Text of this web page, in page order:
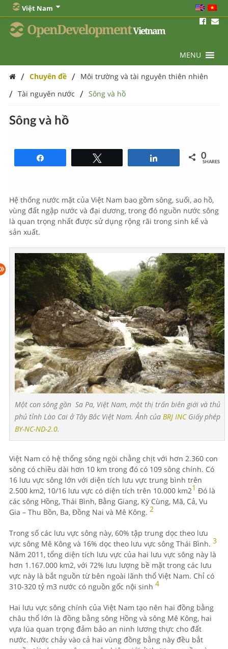
Việt Nam
OpenDevelopmentVietnam
MENU
/ Chuyên đề / Môi trường và tài nguyên thiên nhiên
/ Tài nguyên nước / Sông và hồ
Sông và hồ
0
SHARES
Hệ thống nước mặt của Việt Nam bao gồm sông, suối, ao hồ,
vùng đất ngập nước và đại dương, trong đó nguồn nước sông
là quan trọng nhất được sử dụng rộng rãi trong sinh kế và
sản xuất.
Một con sông gần Sa Pa, Việt Nam, một thị trấn biên giới và thủ
phủ tỉnh Lào Cai ở Tây Bắc Việt Nam. Ảnh của BRJ INCGiấy phép
BY-NC-ND-2.0.
Việt Nam có hệ thống sông ngòi chằng chịt với hơn 2.360 con
sông có chiều dài hơn 10 km trong đó có 109 sông chính. Có
16 lưu vực sông lớn với diện tích lưu vực trung bình trên
2.500 km2, 10/16 lưu vực có diện tích trên 10.000 km21 Đó là
các sông Hồng, Thái Bình, Bằng Giang, Kỳ Cùng, Mã, Cả, Vu
Gia – Thu Bồn, Ba, Đồng Nai và Mê Kông. 2
Trong số các lưu vực sông này, 60% tập trung dọc theo lưu
vực sông Mê Kông và 16% dọc theo lưu vực sông Thái Bình. 3
Năm 2011, tổng diện tích lưu vực của hai lưu vực sông này là
hơn 1.167.000 km2, với 72% lưu lượng bề mặt trong các lưu
vực này là bắt nguồn từ bên ngoài lãnh thổ Việt Nam. Chỉ có
310-320 tỷ m3 nước có nguồn gốc nội sinh 4
Hai lưu vực sông chính của Việt Nam tạo nên hai đồng bằng
châu thổ lớn là đồng bằng sông Hồng và sông Mê Kông, hai
vựa lúa quan trọng đảm bảo an ninh lương thực cho đất
nước. Nước chảy vào cả hai vùng đồng bằng này đều bắt